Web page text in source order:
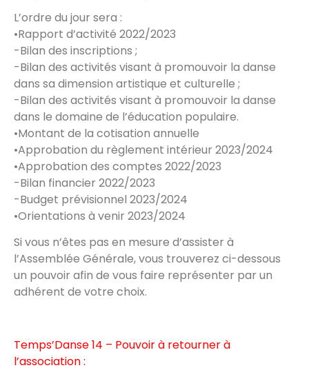
L’ordre du jour sera :
•Rapport d’activité 2022/2023
-Bilan des inscriptions ;
-Bilan des activités visant à promouvoir la danse
dans sa dimension artistique et culturelle ;
-Bilan des activités visant à promouvoir la danse
dans le domaine de l’éducation populaire.
•Montant de la cotisation annuelle
•Approbation du règlement intérieur 2023/2024
•Approbation des comptes 2022/2023
-Bilan financier 2022/2023
-Budget prévisionnel 2023/2024
•Orientations à venir 2023/2024
Si vous n’êtes pas en mesure d’assister à
l’Assemblée Générale, vous trouverez ci-dessous
un pouvoir afin de vous faire représenter par un
adhérent de votre choix.
Temps’Danse 14 – Pouvoirà retourner à
l’association :